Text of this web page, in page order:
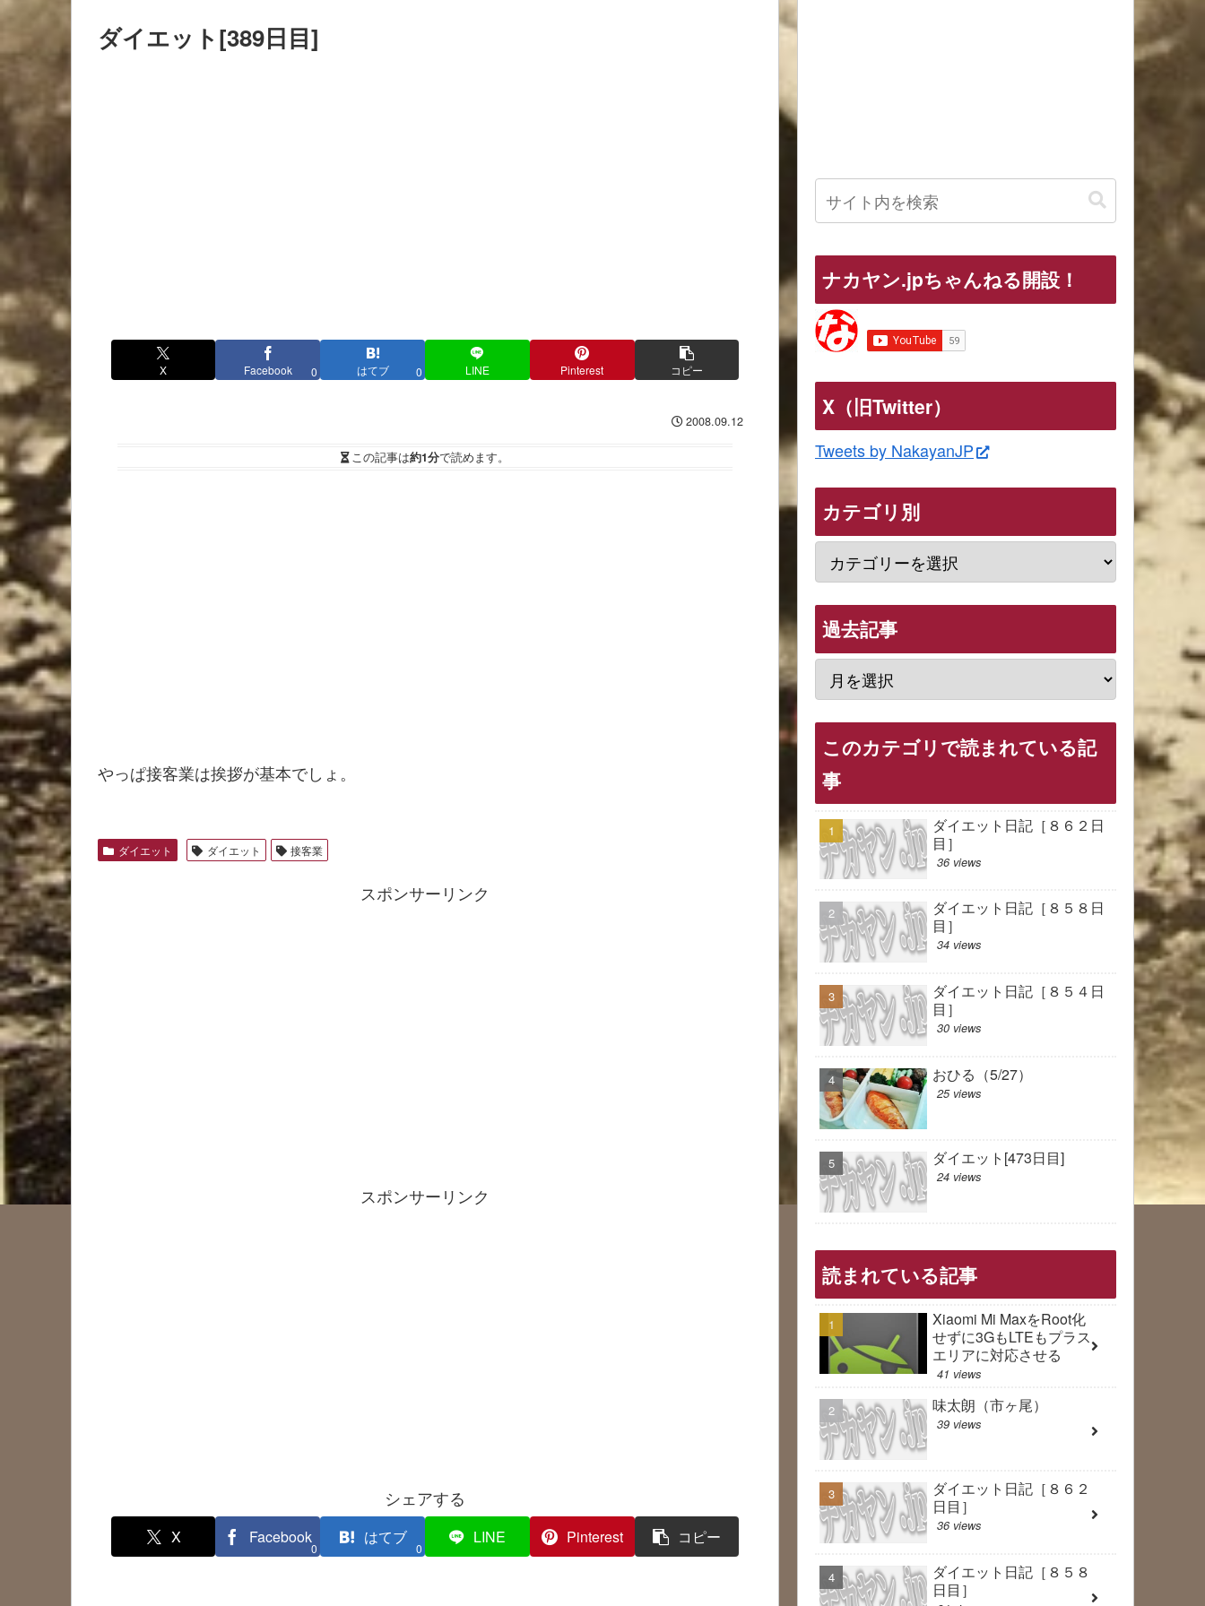
ダイエット[389日目]
X Facebook 0 はてブ 0 LINE Pinterest コピー
2008.09.12
この記事は約1分で読めます。
やっぱ接客業は挨拶が基本でしょ。
ダイエット ダイエット 接客業
スポンサーリンク
スポンサーリンク
シェアする
X Facebook
0
はてブ
0
LINE Pinterest コピー
ナカヤン.jpちゃんねる開設！
X（旧Twitter）
Tweets by NakayanJP
カテゴリ別
過去記事
このカテゴリで読まれている記
事
ダイエット日記［８６２日
目］
36 views
ダイエット日記［８５８日
目］
34 views
ダイエット日記［８５４日
目］
30 views
おひる（5/27）
25 views
ダイエット[473日目]
24 views
読まれている記事
Xiaomi Mi MaxをRoot化
せずに3GもLTEもプラス
エリアに対応させる
41 views
味太朗（市ヶ尾）
39 views
ダイエット日記［８６２
日目］
36 views
ダイエット日記［８５８
日目］